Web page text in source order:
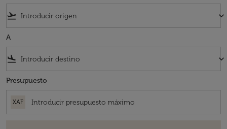
flight_takeoff keyboard_arrow_down
A
flight_land keyboard_arrow_down
Presupuesto
XAF